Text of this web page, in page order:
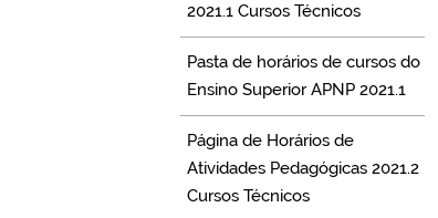
2021.1 Cursos Técnicos
Pasta de horários de cursos do
Ensino Superior APNP 2021.1
Página de Horários de
Atividades Pedagógicas 2021.2
Cursos Técnicos